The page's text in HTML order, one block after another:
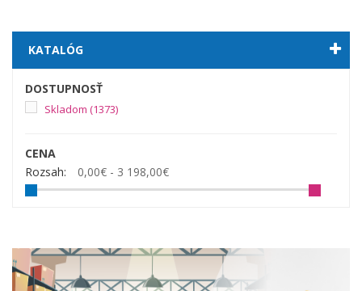
KATALÓG
DOSTUPNOSŤ
Skladom (1373)
CENA
Rozsah:
0,00€ - 3 198,00€